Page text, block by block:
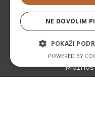
NE DOVOLIM
POKAŽI
POWERED BY